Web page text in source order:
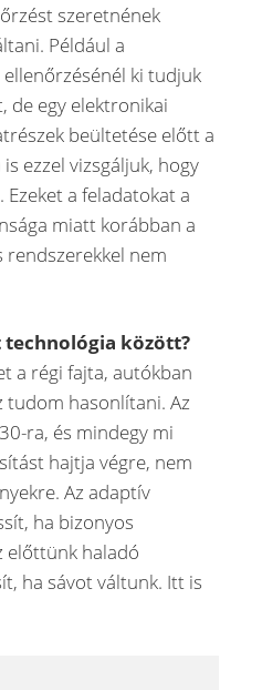
szeretnének
Például a
ki tudjuk
de egy elektronikai
beültetése előtt a
ezzel vizsgáljuk, hogy
a feladatokat a
miatt korábban a
rendszerekkel nem
technológia között?
a régi fajta, autókban
hasonlítani. Az
ra, és mindegy mi
hajtja végre, nem
Az adaptív
ha bizonyos
előttünk haladó
ha sávot váltunk. Itt is